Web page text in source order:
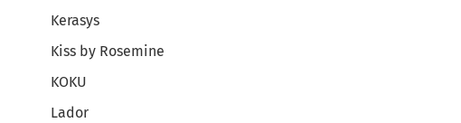
Kerasys
Kiss by Rosemine
KOKU
Lador